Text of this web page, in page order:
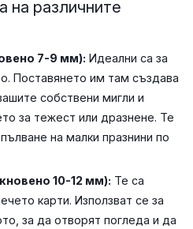
на различните
7-9 мм): Идеални са за
Поставянето им там създава
собствени мигли и
за тежест или дразнене. Те
на малки празнини по
10-12 мм): Те са
карти. Използват се за
за да отворят погледа и да